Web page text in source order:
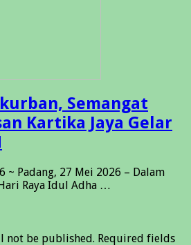
Semangat
Kartika Jaya Gelar
~ Padang, 27 Mei 2026 – Dalam
Raya Idul Adha …
not be published. Required fields